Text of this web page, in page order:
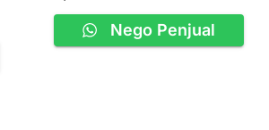
Nego Penjual